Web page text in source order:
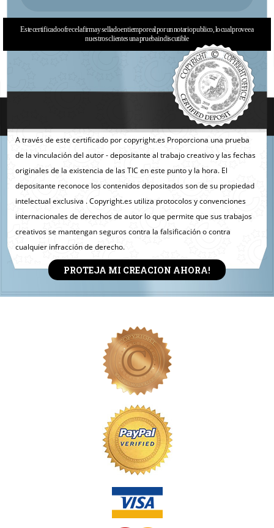
Este certificado ofrece la firma y sellado en tiempo real por un notario publico, lo cual provee a
nuestros clientes una prueba indiscutible
A través de este certificado por copyright.es Proporciona una prueba
de la vinculación del autor - depositante al trabajo creativo y las fechas
originales de la existencia de las TIC en este punto y la hora. El
depositante reconoce los contenidos depositados son de su propiedad
intelectual exclusiva . Copyright.es utiliza protocolos y convenciones
internacionales de derechos de autor lo que permite que sus trabajos
creativos se mantengan seguros contra la falsificación o contra
cualquier infracción de derecho.
PROTEJA MI CREACION AHORA!